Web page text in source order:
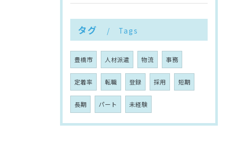
タグ Tags
豊橋市 人材派遣 物流 事務
定着率 転職 登録 採用 短期
長期 パート 未経験